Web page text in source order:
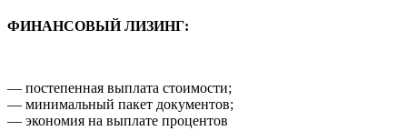
ФИНАНСОВЫЙ ЛИЗИНГ:
— постепенная выплата стоимости;
— минимальный пакет документов;
— экономия на выплате процентов